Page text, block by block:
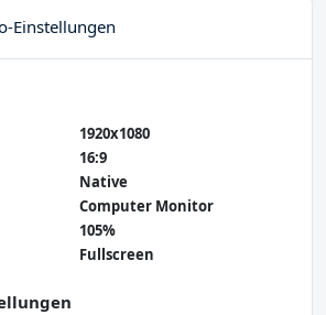
Einstellungen
1920x1080
16:9
Native
Computer Monitor
105%
Fullscreen